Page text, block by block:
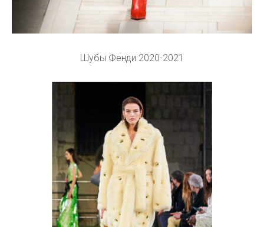
Шубы Фенди 2020-2021